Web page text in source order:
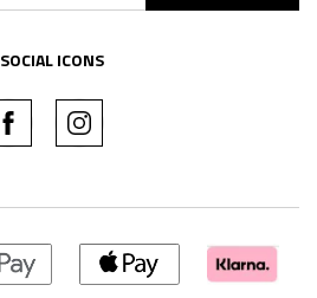
SOCIAL ICONS